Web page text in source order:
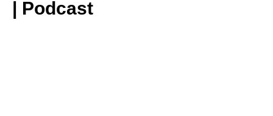
| Podcast